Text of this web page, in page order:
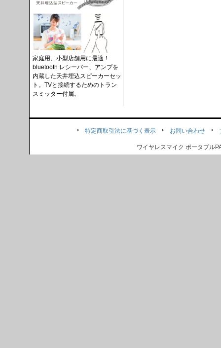
家庭用、小型店舗用に最適！
bluetooth レシーバー、アンプを
内蔵した天井埋込スピーカーセッ
ト。TVと接続するためのトラン
スミッター付属。
特定商取引法に基づく表示 お問い合わせ
ワイヤレスマイク ポータブル